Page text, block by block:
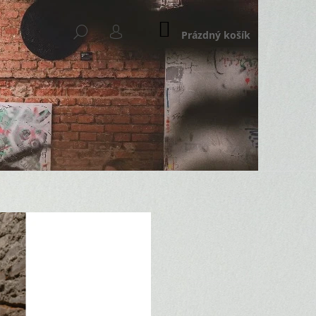
HLEDAT
PŘIHLÁŠENÍ
NÁKUPNÍ
KOŠÍK
Prázdný košík
SET 2 SKLENICE